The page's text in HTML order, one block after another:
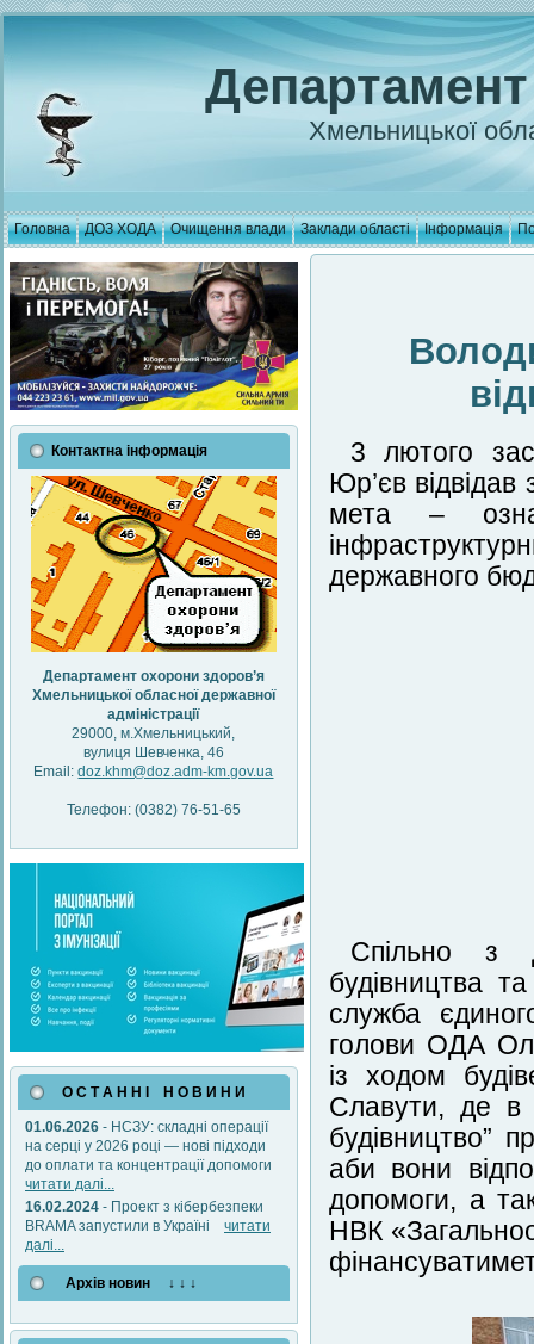
Хмельницької
Головна ДОЗ ХОДА Очищення влади Заклади області Інформація
Контактна інформація
Департамент охорони здоров’я
Хмельницької обласної державної
адміністрації
29000, м.Хмельницький,
вулиця Шевченка, 46
Email:doz.khm@doz.adm-km.gov.ua
Телефон: (0382) 76-51-65
О С Т А Н Н І Н О В И Н И
01.06.2026 - НСЗУ: складні операції
на серці у 2026 році — нові підходи
до оплати та концентрації допомоги
читати далі...
16.02.2024 - Проект з кібербезпеки
BRAMA запустили в Україні читати
далі...
Архів новин ↓ ↓ ↓
3 лютого
Юр’єв
мета –
державного
Спільно з
будівництва
служба
голови ОДА
із ходом
Славути, де в
будівництво”
аби вони
допомоги, а
НВК